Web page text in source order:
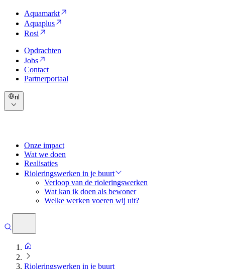
Aquamarkt
Aquaplus
Rosi
Opdrachten
Jobs
Contact
Partnerportaal
nl
Onze impact
Wat we doen
Realisaties
Rioleringswerken in je buurt
Verloop van de rioleringswerken
Wat kan ik doen als bewoner
Welke werken voeren wij uit?
Rioleringswerken in je buurt